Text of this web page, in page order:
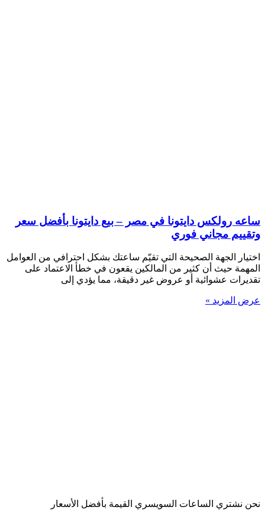
ساعه رولكس دايتونا في مصر – بيع دايتونا بأفضل سعر
وتقييم مجاني فوري
اختيار الجهة الصحيحة التي تقيّم ساعتك بشكل احترافي من العوامل
المهمة حيث أن كثير من المالكين يقعون في خطأ الاعتماد على
تقديرات عشوائية أو عروض غير دقيقة، مما يؤدي إلى
عرض المزيد »
نحن نشتري الساعات السويسري القيمة بأفضل الأسعار